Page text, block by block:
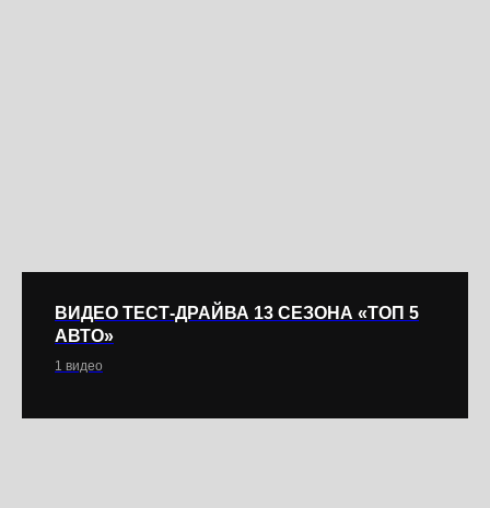
ВИДЕО ТЕСТ-ДРАЙВА 13 СЕЗОНА «ТОП 5
АВТО»
1 видео